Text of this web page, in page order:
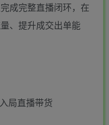
成完整直播闭环，在
、提升成交出单能
局直播带货